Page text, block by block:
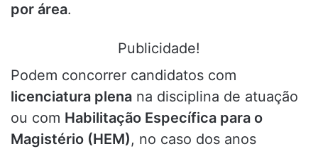
por área.
Publicidade!
Podem concorrer candidatos com
licenciatura plena na disciplina de atuação
ou com Habilitação Específica para o
Magistério (HEM), no caso dos anos